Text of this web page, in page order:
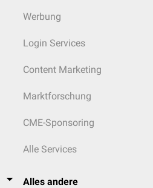
Werbung
Login Services
Content Marketing
Marktforschung
CME-Sponsoring
Alle Services
Alles andere